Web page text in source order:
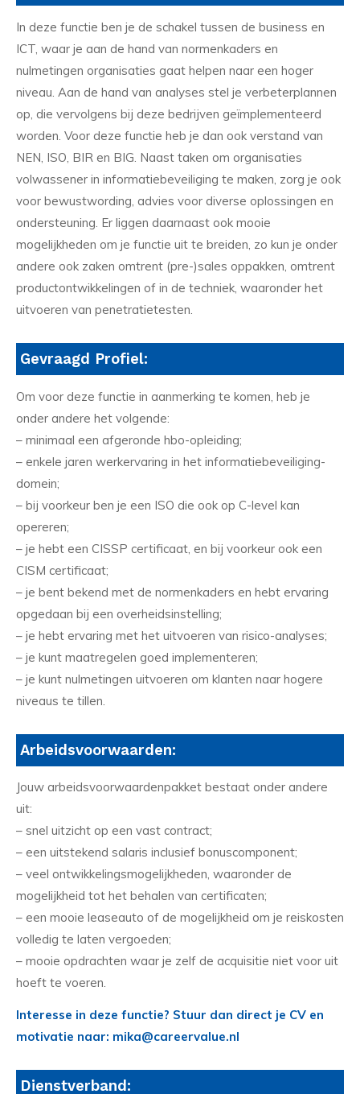
In deze functie ben je de schakel tussen de business en
ICT, waar je aan de hand van normenkaders en
nulmetingen organisaties gaat helpen naar een hoger
niveau. Aan de hand van analyses stel je verbeterplannen
op, die vervolgens bij deze bedrijven geïmplementeerd
worden. Voor deze functie heb je dan ook verstand van
NEN, ISO, BIR en BIG. Naast taken om organisaties
volwassener in informatiebeveiliging te maken, zorg je ook
voor bewustwording, advies voor diverse oplossingen en
ondersteuning. Er liggen daarnaast ook mooie
mogelijkheden om je functie uit te breiden, zo kun je onder
andere ook zaken omtrent (pre-)sales oppakken, omtrent
productontwikkelingen of in de techniek, waaronder het
uitvoeren van penetratietesten.
Gevraagd Profiel:
Om voor deze functie in aanmerking te komen, heb je
onder andere het volgende:
– minimaal een afgeronde hbo-opleiding;
– enkele jaren werkervaring in het informatiebeveiliging-
domein;
– bij voorkeur ben je een ISO die ook op C-level kan
opereren;
– je hebt een CISSP certificaat, en bij voorkeur ook een
CISM certificaat;
– je bent bekend met de normenkaders en hebt ervaring
opgedaan bij een overheidsinstelling;
– je hebt ervaring met het uitvoeren van risico-analyses;
– je kunt maatregelen goed implementeren;
– je kunt nulmetingen uitvoeren om klanten naar hogere
niveaus te tillen.
Arbeidsvoorwaarden:
Jouw arbeidsvoorwaardenpakket bestaat onder andere
uit:
– snel uitzicht op een vast contract;
– een uitstekend salaris inclusief bonuscomponent;
– veel ontwikkelingsmogelijkheden, waaronder de
mogelijkheid tot het behalen van certificaten;
– een mooie leaseauto of de mogelijkheid om je reiskosten
volledig te laten vergoeden;
– mooie opdrachten waar je zelf de acquisitie niet voor uit
hoeft te voeren.
Interesse in deze functie? Stuur dan direct je CV en
motivatie naar: mika@careervalue.nl
Dienstverband: